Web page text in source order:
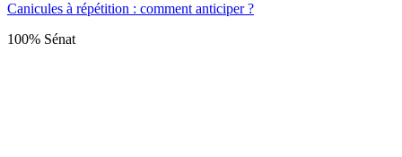
Canicules à répétition : comment anticiper ?
100% Sénat